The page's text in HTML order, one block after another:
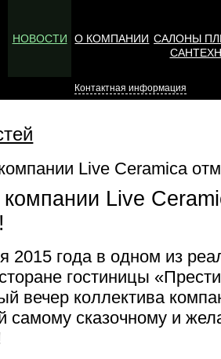
НОВОСТИ О КОМПАНИИ САЛОНЫ
Контактная информация
компании Live
года в одном из
гостиницы
вечер коллектива
самому сказочному и